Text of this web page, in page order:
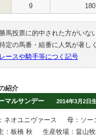
9 180
勝馬投票に的中された方がいな
定の馬番・組番に人気が著し
レースや騎手等につく記号
紹介
マルサンデー
2014年3月2日
ネオユニヴァース
母：ソー
：板橋 秋
生産牧場：畠山